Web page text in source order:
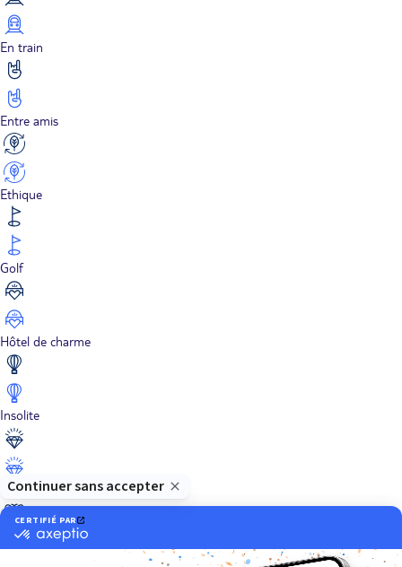
En train
Entre amis
Ethique
Golf
Hôtel de charme
Insolite
Luxe